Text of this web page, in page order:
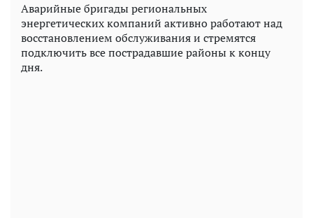
Аварийные бригады региональных
энергетических компаний активно работают над
восстановлением обслуживания и стремятся
подключить все пострадавшие районы к концу
дня.